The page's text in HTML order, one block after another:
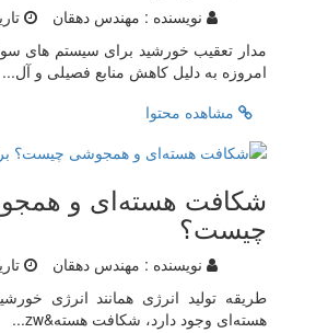
نویسنده : مهندس دهقان
مدار تعقیب خورشید برای سیستم های
امروزه به دلیل کاهش منابع فصیلی و آل...
مشاهده محتوا
شکافت هسته‌ای و
چیست؟
نویسنده : مهندس دهقان
طریقه تولید انرژی همانند انرژی
هسته‌ای وجود دارد، شکافت هسته&zw...